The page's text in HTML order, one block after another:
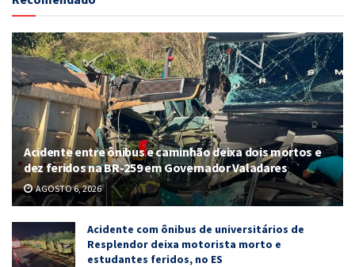
Acidente entre ônibus e caminhão deixa dois mortos e
dez feridos na BR-259 em Governador Valadares
AGOSTO 6, 2026
Acidente com ônibus de universitários de
Resplendor deixa motorista morto e
estudantes feridos, no ES